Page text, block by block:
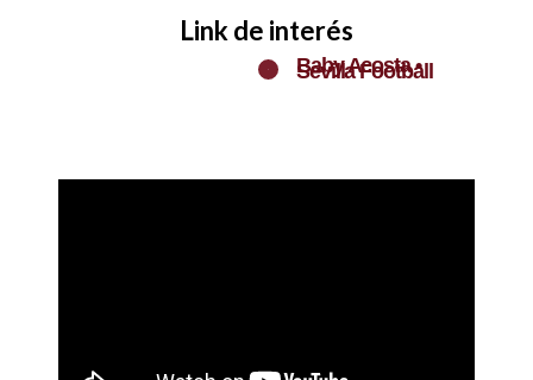
Link de interés
Baby Acosta •
Sevilla Football